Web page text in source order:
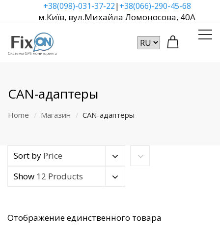
+38(098)-031-37-22|+38(066)-290-45-68
м.Київ, вул.Михайла Ломоносова, 40А
CAN-адаптеры
Home Магазин CAN-адаптеры
Sort by Price
Show 12 Products
Отображение единственного товара